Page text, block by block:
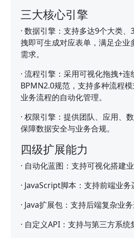
三大核心引擎
·数据引擎：支持多达9个大类、
拽即可生成对应表单，满足企业
需求。
·流程引擎：采用可视化拖拽+连
BPMN2.0规范，支持多种流程
业务流程的自动化管理。
·权限引擎：提供团队、应用、
保障数据安全与业务合规。
四级扩展能力
· 自动化蓝图：支持可视化搭建业
· JavaScript脚本：支持前端业务
· Java扩展包：支持后端复杂业务
· 自定义API：支持与第三方系统